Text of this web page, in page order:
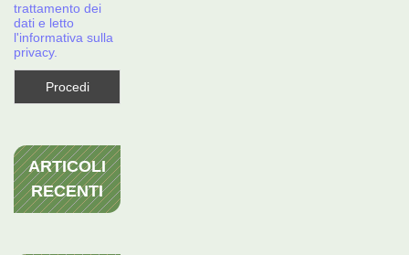
trattamento dei
dati e letto
l'informativa sulla
privacy.
ARTICOLI
RECENTI